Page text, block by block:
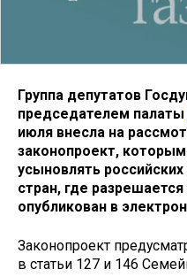
Группа депутатов
председателем палаты
июля внесла на
законопроект,
усыновлять
стран, где
опубликован в
Законопроект
в статьи 127 и 146